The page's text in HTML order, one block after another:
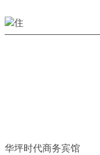
华坪时代商务宾馆